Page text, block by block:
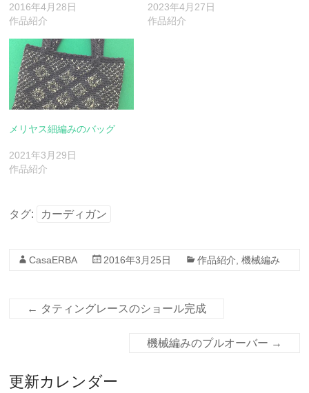
2016年4月28日
作品紹介
2023年4月27日
作品紹介
メリヤス細編みのバッグ
2021年3月29日
作品紹介
タグ: カーディガン
CasaERBA 2016年3月25日 作品紹介 ,機械編み
← タティングレースのショール完成
機械編みのプルオーバー →
更新カレンダー